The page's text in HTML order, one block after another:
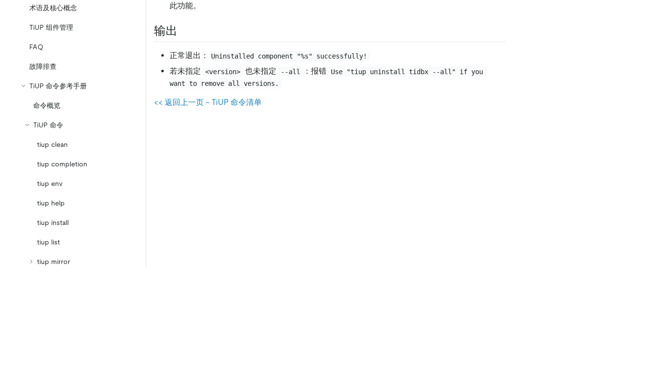
术语及核心概念
TiUP 组件管理
FAQ
故障排查
TiUP 命令参考手册
命令概览
TiUP 命令
tiup clean
tiup completion
tiup env
tiup help
tiup install
tiup list
tiup mirror
此功能。
输出
正常退出： Uninstalled component "%s" successfully!
若未指定 <version> 也未指定 --all ：报错
Use "tiup uninstall tidbx --all" if you
want to remove all versions.
<< 返回上一页 - TiUP 命令清单